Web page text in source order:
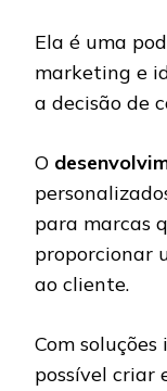
Ela é uma
marketing e
a decisão de
O
para marcas
proporcionar
ao cliente.
Com
possível criar